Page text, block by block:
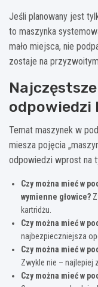
Jeśli planowany jest
to maszynka
mało miejsca, nie
zostaje na
odpowiedzi
Temat maszynek w
miesza pojęcia
odpowiedzi wprost na
Czy można mieć w
wymienne głowice?
kartridżu.
Czy można mieć w
najbezpieczniejsza
Czy można mieć w
Zwykle nie – najlepiej
Czy można mieć w